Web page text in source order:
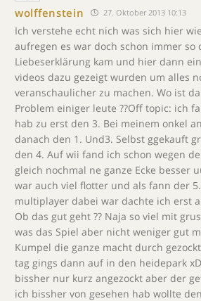
wolffenstein 27. Oktober 2013 10:13
Ich verstehe echt nich was sich hier
aufregen es war doch schon immer so
Liebeserklärung kam und hier dann
videos dazu gezeigt wurden um alles
veranschaulicher zu machen. Wo ist
Problem einiger leute ??Off topic: ich
hab zu erst den 3. Bei meinem onkel
danach den 1. Und3. Selbst ggekauft
den 4. Auf wii fand ich schon wegen
gleich nochmal ne ganze Ecke besser
war auch viel flotter und als fann der
multiplayer dabei war dachte ich erst
Ob das gut geht ?? Naja so viel mit
was das Spiel aber nicht weniger gut
Kumpel die ganze macht durch
tag gings dann auf in den heidepark
bissher nur kurz angezockt aber der
ich bissher von gesehen hab wollte